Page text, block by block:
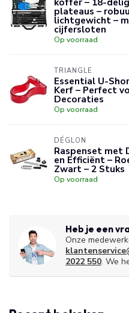
plateaus –
lichtgewicht –
cijfersloten
Op voorraad
TRIANGLE
Essential U-
Kerf – Perfect
Decoraties
Op voorraad
DÉGLON
Raspenset met
en Efficiënt –
Zwart – 2 Stuks
Op voorraad
Heb je een
Onze
2022 550. We